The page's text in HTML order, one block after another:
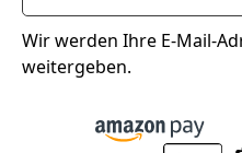
Wir werden Ihre E-Mail-
weitergeben.